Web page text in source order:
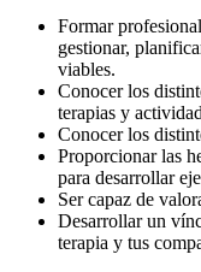
Formar
gestionar,
viables.
Conocer los
terapias y
Conocer los
Proporcionar las
para desarrollar
Ser capaz de
Desarrollar un
terapia y tus